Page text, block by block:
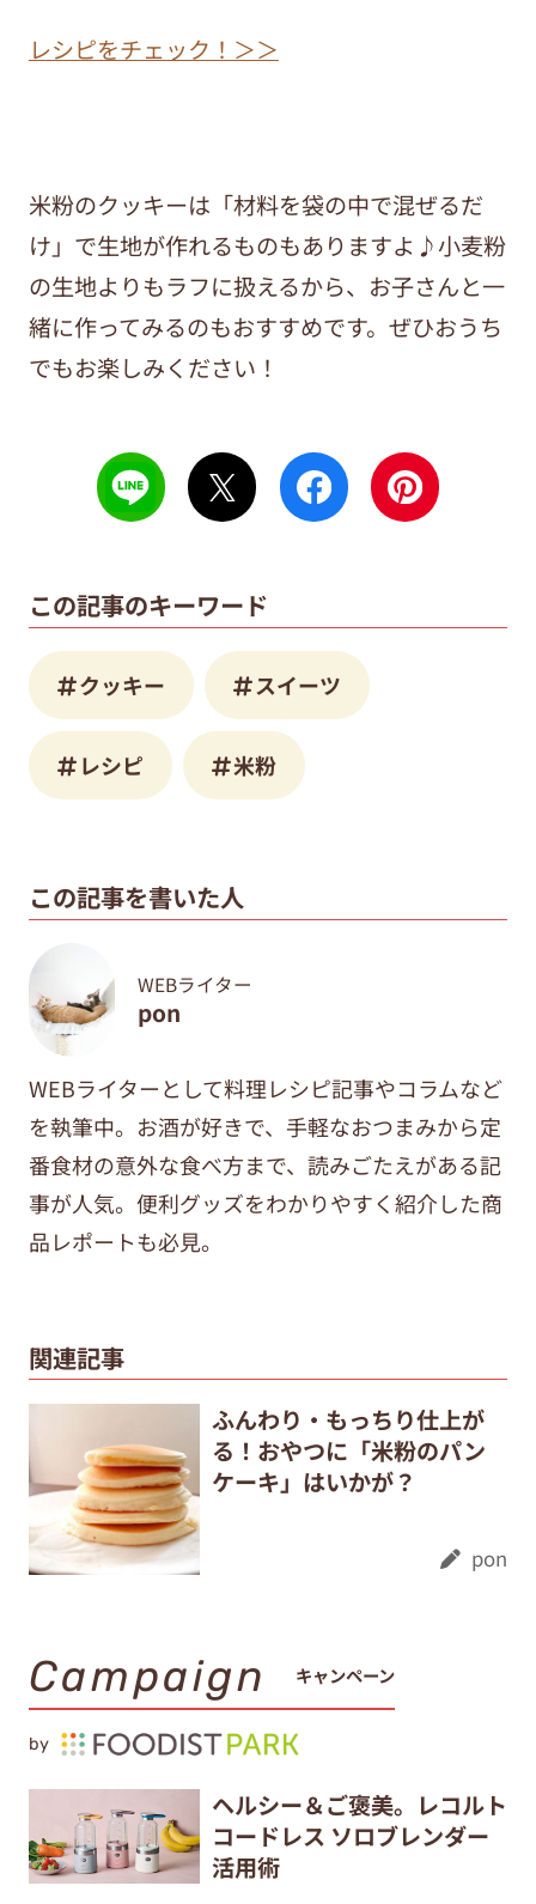
レシピをチェック！＞＞
米粉のクッキーは「材料を袋の中で混ぜるだ
け」で生地が作れるものもありますよ♪小麦粉
の生地よりもラフに扱えるから、お子さんと一
緒に作ってみるのもおすすめです。ぜひおうち
でもお楽しみください！
この記事のキーワード
クッキー スイーツ
レシピ 米粉
この記事を書いた人
WEBライター
pon
WEBライターとして料理レシピ記事やコラムなど
を執筆中。 お酒が好きで、手軽なおつまみから定
番食材の意外な食べ方まで、 読みごたえがある記
事が人気。便利グッズをわかりやすく紹介した商
品レポートも必見。
関連記事
ふんわり・もっちり仕上が
る！おやつに「米粉のパン
ケーキ」はいかが？
pon
Campaign キャンペーン
by
ヘルシー＆ご褒美。レコルト
コードレス ソロブレンダー
活用術